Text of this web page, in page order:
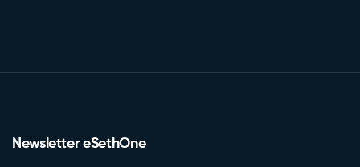
Newsletter eSethOne